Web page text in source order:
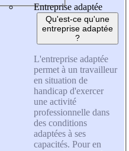
Entreprise adaptée
Qu'est-ce qu'une
entreprise adaptée
?
L'entreprise adaptée
permet à un travailleur
en situation de
handicap d'exercer
une activité
professionnelle dans
des conditions
adaptées à ses
capacités. Pour en